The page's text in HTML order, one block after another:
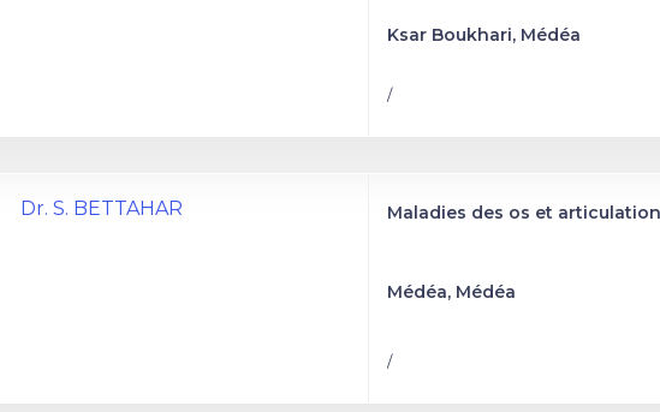
Ksar Boukhari, Médéa
/
Dr. S. BETTAHAR Maladies des os et
Médéa, Médéa
/